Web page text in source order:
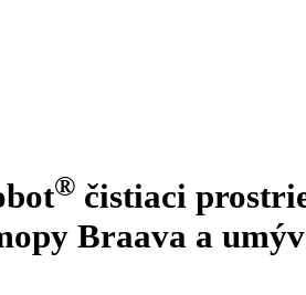
® čistiaci
Braava a